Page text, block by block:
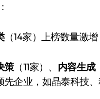
（14家）上榜数量激增
策（11家）、 内容生成
先企业，如晶泰科技